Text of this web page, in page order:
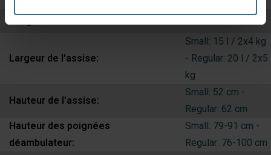
Largeur de l'assise:
Small: 15 l / 2x4 kg
- Regular: 20 l / 2x5
kg
Hauteur de l'assise:
Small: 52 cm -
Regular: 62 cm
Hauteur des poignées
déambulateur:
Small: 79-91 cm -
Regular: 76-100 cm